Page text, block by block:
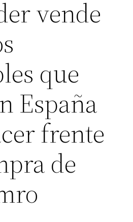
vende
que
España
frente
de